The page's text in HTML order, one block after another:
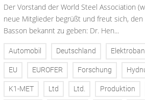
Der Vorstand der World Steel Association
neue Mitglieder begrüßt und freut sich, den
Basson bekannt zu geben: Dr. Hen...
Automobil Deutschland
EU EUROFER Forschung
K1-MET Ltd Ltd. Produktion